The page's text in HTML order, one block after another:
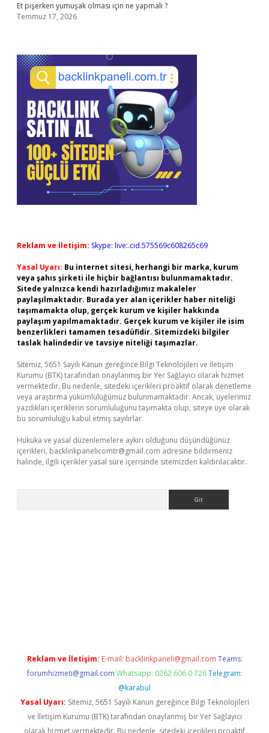
Et pişerken yumuşak olması için ne yapmalı ?
Temmuz 17, 2026
Reklam ve İletişim: Skype: live:.cid.575569c608265c69
Yasal Uyarı: Bu internet sitesi, herhangi bir marka, kurum
veya şahıs şirketi ile hiçbir bağlantısı bulunmamaktadır.
Sitede yalnızca kendi hazırladığımız makaleler
paylaşılmaktadır. Burada yer alan içerikler haber niteliği
taşımamakta olup, gerçek kurum ve kişiler hakkında
paylaşım yapılmamaktadır. Gerçek kurum ve kişiler ile isim
benzerlikleri tamamen tesadüfidir. Sitemizdeki bilgiler
taslak halindedir ve tavsiye niteliği taşımazlar.
Sitemiz, 5651 Sayılı Kanun gereğince Bilgi Teknolojileri ve İletişim
Kurumu (BTK) tarafından onaylanmış bir Yer Sağlayıcı olarak hizmet
vermektedir. Bu nedenle, sitedeki içerikleri proaktif olarak denetleme
veya araştırma yükümlülüğümüz bulunmamaktadır. Ancak, üyelerimiz
yazdıkları içeriklerin sorumluluğunu taşımakta olup, siteye üye olarak
bu sorumluluğu kabul etmiş sayılırlar.
Hukuka ve yasal düzenlemelere aykırı olduğunu düşündüğünüz
içerikleri, backlinkpanelicomtr@gmail.com adresine bildirmeniz
halinde, ilgili içerikler yasal süre içerisinde sitemizden kaldırılacaktır.
Reklam ve İletişim: E-mail: backlinkpaneli@gmail.com Teams:
forumhizmeti@gmail.com Whatsapp: 0262 606 0 726 Telegram:
@karabul
Yasal Uyarı: Sitemiz, 5651 Sayılı Kanun gereğince Bilgi Teknolojileri
ve İletişim Kurumu (BTK) tarafından onaylanmış bir Yer Sağlayıcı
olarak hizmet vermektedir. Bu nedenle, sitedeki içerikleri proaktif